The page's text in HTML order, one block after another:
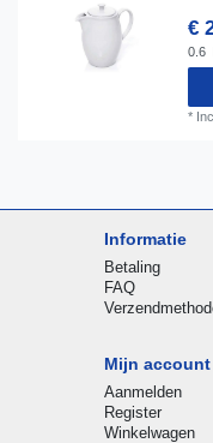
€
0.6
*
Informatie
Betaling
FAQ
Mijn account
Aanmelden
Register
Winkelwagen